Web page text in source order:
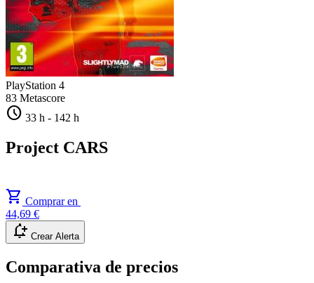
PlayStation 4
83 Metascore
schedule 33 h - 142 h
Project CARS
shopping_cart Comprar en
44,69 €
notification_add Crear Alerta
Comparativa de precios